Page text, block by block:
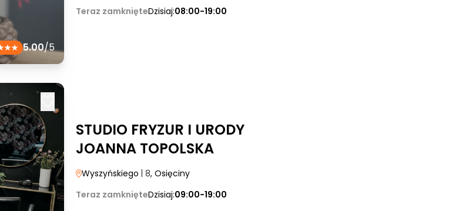
5.00/5
Teraz zamknięteDzisiaj:08:00-19:00
STUDIO FRYZUR I URODY
JOANNA TOPOLSKA
Wyszyńskiego | 8, Osięciny
Teraz zamknięteDzisiaj:09:00-19:00